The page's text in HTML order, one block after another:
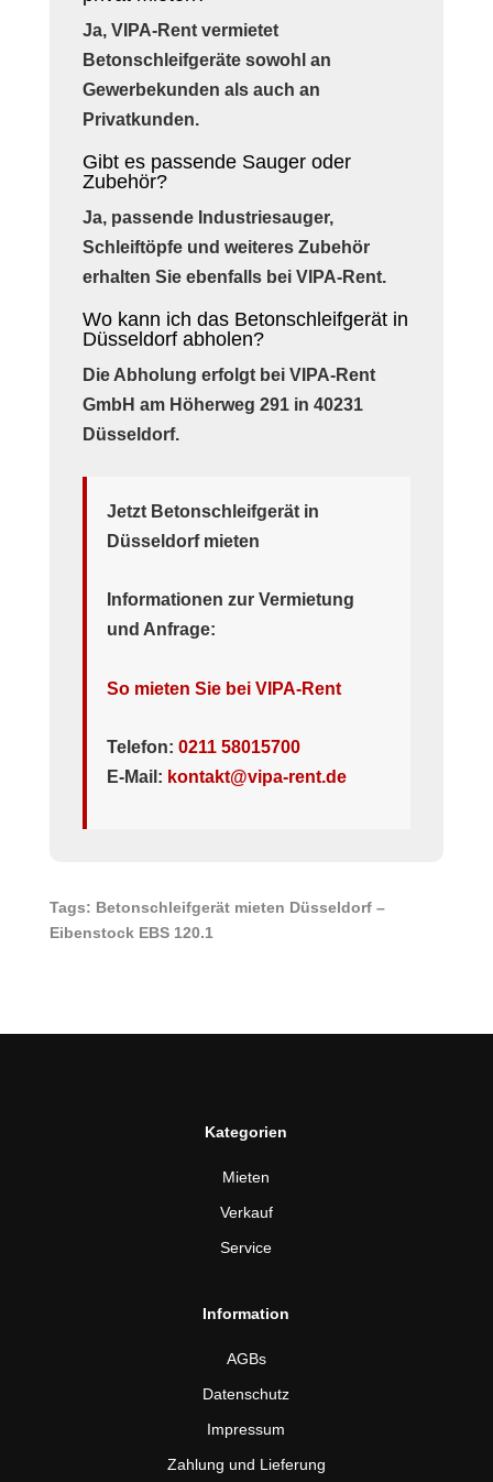
Ja, VIPA-Rent vermietet
Betonschleifgeräte sowohl an
Gewerbekunden als auch an
Privatkunden.
Gibt es passende Sauger oder
Zubehör?
Ja, passende Industriesauger,
Schleiftöpfe und weiteres Zubehör
erhalten Sie ebenfalls bei VIPA-Rent.
Wo kann ich das Betonschleifgerät in
Düsseldorf abholen?
Die Abholung erfolgt bei VIPA-Rent
GmbH am Höherweg 291 in 40231
Düsseldorf.
Jetzt Betonschleifgerät in
Düsseldorf mieten
Informationen zur Vermietung
und Anfrage:
So mieten Sie bei VIPA-Rent
Telefon: 0211 58015700
E-Mail: kontakt@vipa-rent.de
Tags: Betonschleifgerät mieten Düsseldorf –
Eibenstock EBS 120.1
Kategorien
Mieten
Verkauf
Service
Information
AGBs
Datenschutz
Impressum
Zahlung und Lieferung